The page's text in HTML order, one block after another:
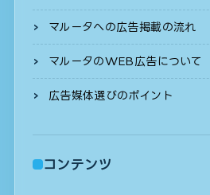
マルータへの広告掲載の流れ
マルータのWEB広告について
広告媒体選びのポイント
コンテンツ